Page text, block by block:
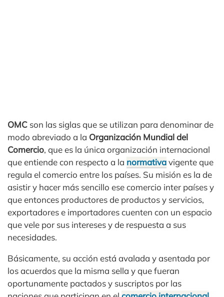
OMC son las siglas que se utilizan para denominar de
modo abreviado a la Organización Mundial del
Comercio, que es la única organización internacional
que entiende con respecto a la normativavigente que
regula el comercio entre los países. Su misión es la de
asistir y hacer más sencillo ese comercio inter países y
que entonces productores de productos y servicios,
exportadores e importadores cuenten con un espacio
que vele por sus intereses y de respuesta a sus
necesidades.
Básicamente, su acción está avalada y asentada por
los acuerdos que la misma sella y que fueran
oportunamente pactados y suscriptos por las